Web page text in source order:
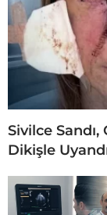
Sivilce
Dikişle